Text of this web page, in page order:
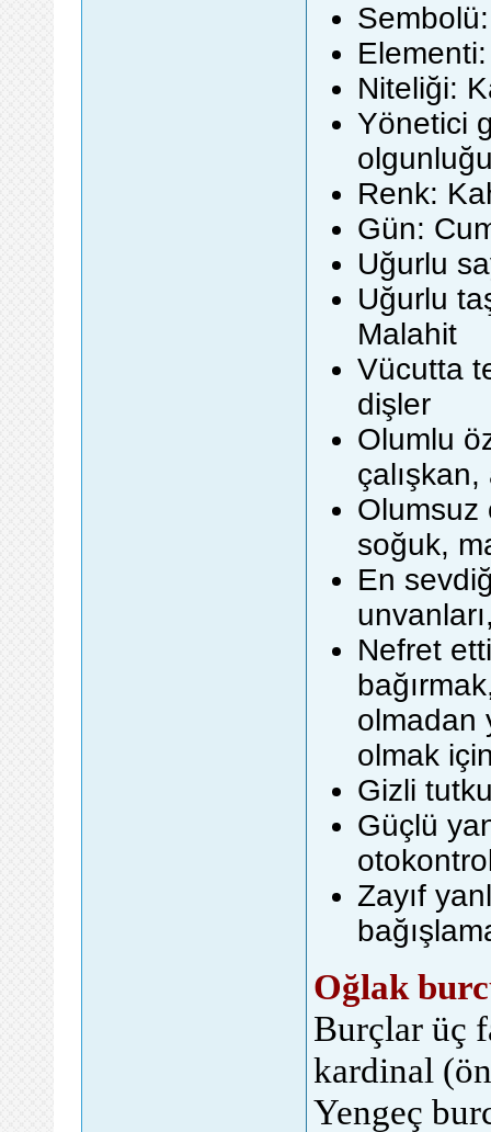
Niteliği:
Yönetici
Renk:
Gün:
Uğurlu
Uğurlu
Malahit
Vücutta
dişler
Olumlu
Olumsuz
soğuk,
En
Nefret
olmadan
olmak
Gizli
Güçlü
Zayıf
Oğlak
Burçlar üç
kardinal
Yengeç